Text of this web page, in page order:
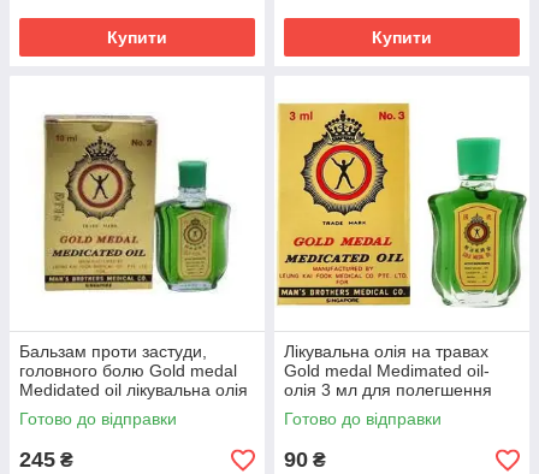
Купити Купити
Бальзам проти застуди,
головного болю Gold medal
Medidated oil лікувальна олія
Сінгапур Оригінал 10 мл
Готово до відправки
245 ₴
Лікувальна олія на травах
Gold medal Medimated oil-
олія 3 мл для полегшення
болю Сінгапур Оригінал
Готово до відправки
90 ₴